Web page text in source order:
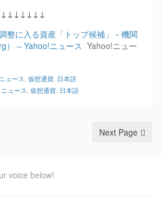
整に入る資産「トップ候補」－機関
） – Yahoo!ニュース Yahoo!ニュー
ニュース 仮想通貨 日本語
ニュース 仮想通貨 日本語
Next Page
voice below!